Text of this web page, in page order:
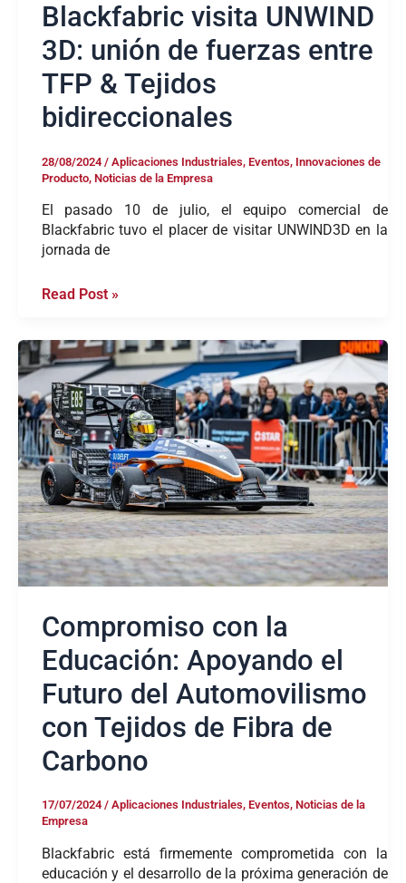
Blackfabric visita UNWIND
3D: unión de fuerzas entre
TFP & Tejidos
bidireccionales
28/08/2024 / Aplicaciones Industriales, Eventos, Innovaciones de
Producto, Noticias de la Empresa
El pasado 10 de julio, el equipo comercial de
Blackfabric tuvo el placer de visitar UNWIND3D en la
jornada de
Read Post »
Compromiso con la
Educación: Apoyando el
Futuro del Automovilismo
con Tejidos de Fibra de
Carbono
17/07/2024 / Aplicaciones Industriales, Eventos, Noticias de la
Empresa
Blackfabric está firmemente comprometida con la
educación y el desarrollo de la próxima generación de
Compromiso
con
la
Educación:
Apoyando
el
Futuro
del
Automovilismo
con
Tejidos
de
Fibra
Carbono